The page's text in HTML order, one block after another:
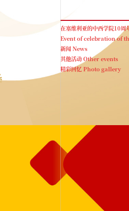
在塞维利亚的中西学院10周
Event of celebration of
新闻 News
其他活动 Other events
精彩回忆 Photo gallery